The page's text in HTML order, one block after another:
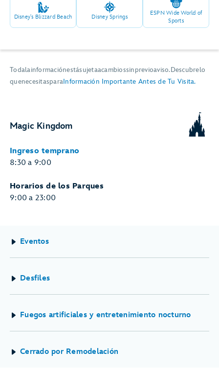
Disney's Blizzard Beach Disney Springs
ESPN Wide World of
Sports
Toda
la
a
sin
previo
Descubre
lo
Información
Importante
de
Tu
Todalainformaciónestásujetaacambiossinprevioaviso.Descubrelo
quenecesitasparaInformación Importante Antes de Tu Visita.
Magic Kingdom
Ingreso temprano
8:30 a 9:00
Horarios de los Parques
9:00 a 23:00
Eventos
Desfiles
Fuegos artificiales y entretenimiento nocturno
Cerrado por Remodelación